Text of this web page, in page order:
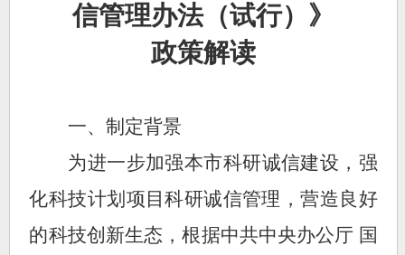
信管理办法（试行）》
政策解读
一、制定背景
为进一步加强本市科研诚信建设，强
化科技计划项目科研诚信管理，营造良好
的科技创新生态，根据中共中央办公厅 国